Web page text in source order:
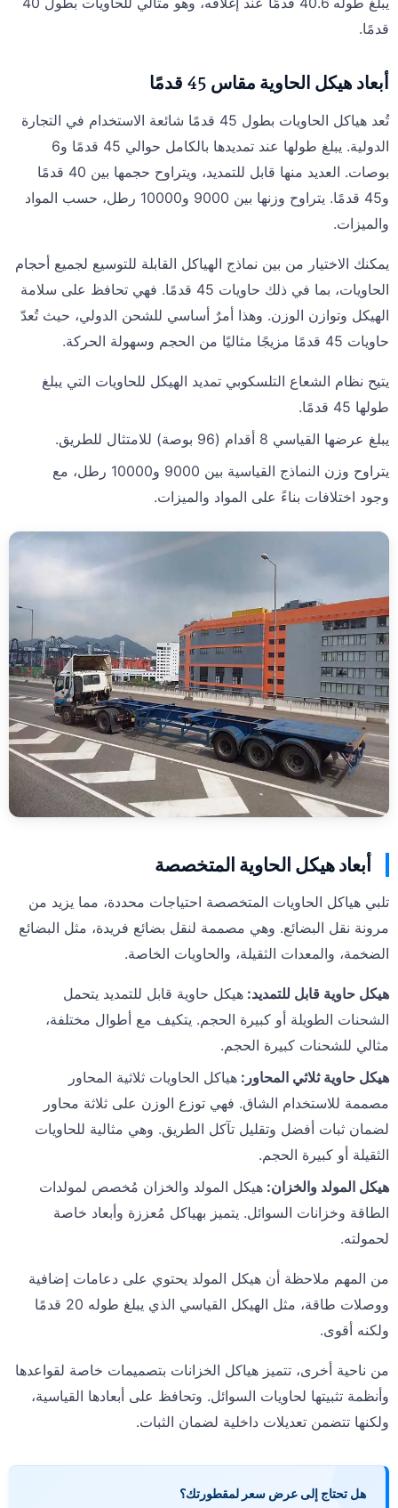
قدمًا.
أبعاد هيكل الحاوية مقاس 45 قدمًا
تُعد هياكل الحاويات بطول 45 قدمًا شائعة الاستخدام في التجارة
الدولية. يبلغ طولها عند تمديدها بالكامل حوالي 45 قدمًا و6
بوصات. العديد منها قابل للتمديد، ويتراوح حجمها بين 40 قدمًا
و45 قدمًا. يتراوح وزنها بين 9000 و10000 رطل، حسب المواد
والميزات.
يمكنك الاختيار من بين نماذج الهياكل القابلة للتوسيع لجميع أحجام
الحاويات، بما في ذلك حاويات 45 قدمًا. فهي تحافظ على سلامة
الهيكل وتوازن الوزن. وهذا أمرٌ أساسي للشحن الدولي، حيث تُعدّ
حاويات 45 قدمًا مزيجًا مثاليًا من الحجم وسهولة الحركة.
يتيح نظام الشعاع التلسكوبي تمديد الهيكل للحاويات التي يبلغ
طولها 45 قدمًا.
يبلغ عرضها القياسي 8 أقدام (96 بوصة) للامتثال للطريق.
يتراوح وزن النماذج القياسية بين 9000 و10000 رطل، مع
وجود اختلافات بناءً على المواد والميزات.
أبعاد هيكل الحاوية المتخصصة
تلبي هياكل الحاويات المتخصصة احتياجات محددة، مما يزيد من
مرونة نقل البضائع. وهي مصممة لنقل بضائع فريدة، مثل البضائع
الضخمة، والمعدات الثقيلة، والحاويات الخاصة.
هيكل حاوية قابل للتمديد: هيكل حاوية قابل للتمديد يتحمل
الشحنات الطويلة أو كبيرة الحجم. يتكيف مع أطوال مختلفة،
مثالي للشحنات كبيرة الحجم.
هيكل حاوية ثلاثي المحاور : هياكل الحاويات ثلاثية المحاور
مصممة للاستخدام الشاق. فهي توزع الوزن على ثلاثة محاور
لضمان ثبات أفضل وتقليل تآكل الطريق. وهي مثالية للحاويات
الثقيلة أو كبيرة الحجم.
هيكل المولد والخزان: هيكل المولد والخزان مُخصص لمولدات
الطاقة وخزانات السوائل. يتميز بهياكل مُعززة وأبعاد خاصة
لحمولته.
من المهم ملاحظة أن هيكل المولد يحتوي على دعامات إضافية
ووصلات طاقة، مثل الهيكل القياسي الذي يبلغ طوله 20 قدمًا
ولكنه أقوى.
من ناحية أخرى، تتميز هياكل الخزانات بتصميمات خاصة لقواعدها
وأنظمة تثبيتها لحاويات السوائل. وتحافظ على أبعادها القياسية،
ولكنها تتضمن تعديلات داخلية لضمان الثبات.
هل تحتاج إلى عرض سعر لمقطورتك؟